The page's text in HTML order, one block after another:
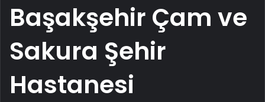
Başakşehir Çam ve
Sakura Şehir
Hastanesi